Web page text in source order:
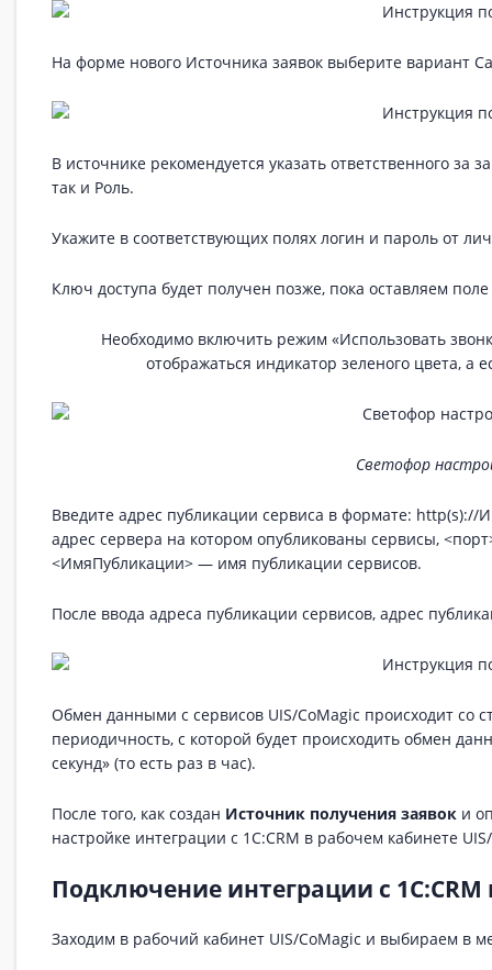
На форме нового Источника заявок выберите вариант
В источнике рекомендуется указать ответственного
так и Роль.
Укажите в соответствующих полях логин и пароль от
Ключ доступа будет получен позже, пока оставляем
Необходимо включить режим «Использовать
отображаться индикатор зеленого цвета,
Светофор
Введите адрес публикации сервиса в формате:
адрес сервера на котором опубликованы сервисы,
<ИмяПубликации> — имя публикации сервисов.
После ввода адреса публикации сервисов, адрес
Обмен данными с сервисов UIS/CoMagic происходит со
периодичность, с которой будет происходить обмен
секунд» (то есть раз в час).
После того, как создан Источник получения заявок и
настройке интеграции с 1С:CRM в рабочем кабинете
Подключение интеграции с 1С:CRM
Заходим в рабочий кабинет UIS/CoMagiс и выбираем в